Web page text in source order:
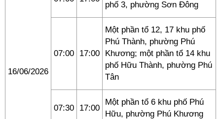
16/06/2026
phố 3, phường Sơn Đông
07:00 17:00
Một phần tổ 12, 17 khu phố
Phú Thành, phường Phú
Khương; một phần tổ 14 khu
phố Hữu Thành, phường Phú
Tân
07:30 17:00
Một phần tổ 6 khu phố Phú
Hữu, phường Phú Khương